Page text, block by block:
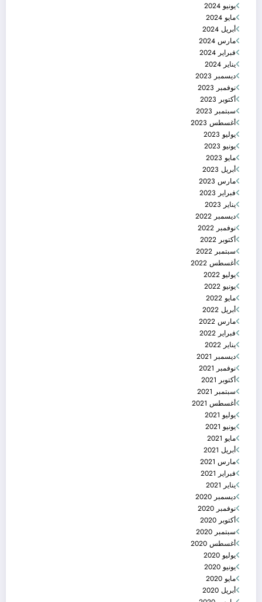
يونيو 2024
مايو 2024
أبريل 2024
مارس 2024
فبراير 2024
يناير 2024
ديسمبر 2023
نوفمبر 2023
أكتوبر 2023
سبتمبر 2023
أغسطس 2023
يوليو 2023
يونيو 2023
مايو 2023
أبريل 2023
مارس 2023
فبراير 2023
يناير 2023
ديسمبر 2022
نوفمبر 2022
أكتوبر 2022
سبتمبر 2022
أغسطس 2022
يوليو 2022
يونيو 2022
مايو 2022
أبريل 2022
مارس 2022
فبراير 2022
يناير 2022
ديسمبر 2021
نوفمبر 2021
أكتوبر 2021
سبتمبر 2021
أغسطس 2021
يوليو 2021
يونيو 2021
مايو 2021
أبريل 2021
مارس 2021
فبراير 2021
يناير 2021
ديسمبر 2020
نوفمبر 2020
أكتوبر 2020
سبتمبر 2020
أغسطس 2020
يوليو 2020
يونيو 2020
مايو 2020
أبريل 2020